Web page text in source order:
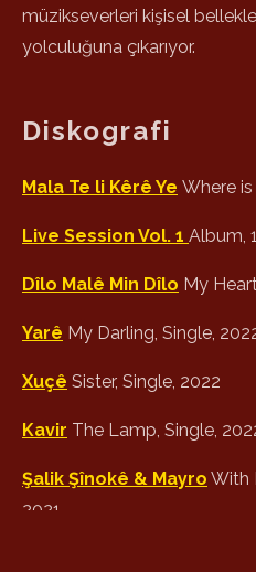
müzikseverleri kişisel
yolculuğuna çıkarıyor.
Diskografi
Mala Te li Kêrê Ye Where
Live Session Vol. 1 Album,
Dîlo Malê Min Dîlo My
Yarê My Darling, Single,
Xuçê Sister, Single, 2022
Kavir The Lamp, Single,
Şalik Şînokê & Mayro With
2021